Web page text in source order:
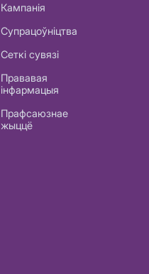
Кампанія
Супрацоўніцтва
Сеткі сувязі
Прававая
інфармацыя
Прафсаюзнае
жыццё